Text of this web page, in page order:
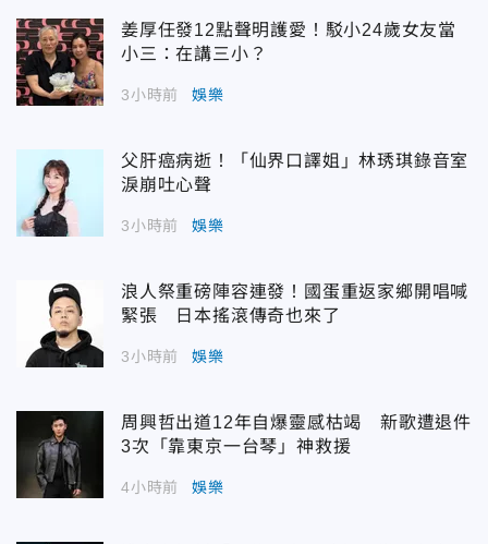
姜厚任發12點聲明護愛！駁小24歲女友當
小三：在講三小？
3小時前 娛樂
父肝癌病逝！「仙界口譯姐」林琇琪錄音室
淚崩吐心聲
3小時前 娛樂
浪人祭重磅陣容連發！國蛋重返家鄉開唱喊
緊張 日本搖滾傳奇也來了
3小時前 娛樂
周興哲出道12年自爆靈感枯竭 新歌遭退件
3次「靠東京一台琴」神救援
4小時前 娛樂